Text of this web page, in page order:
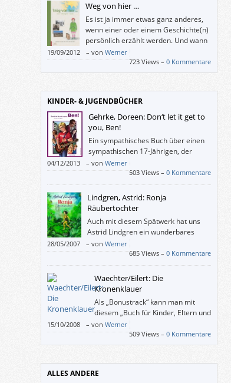
Weg von hier …
Es ist ja immer etwas ganz anderes,
wenn einer oder einem Geschichte(n)
persönlich erzählt werden. Und wann
können Kinder von heute schon mit
einer Überlebenden des Holocaust sprechen?
„Weg von hier …“ bietet dazu die Gelegenheit:
Flucht vor den Nazis aus Österreich über
Shanghai nach Israel.
Ein Buch, das sich sowohl für den Volksschul-
Unterricht als auch für eine Auseinandersetzung
mit dem Nationalsozialismus zu Hause empfiehlt.
19/09/2012 – von Werner
723 Views – 0 Kommentare
KINDER- & JUGENDBÜCHER
Gehrke, Doreen: Don‘t let it get to
you, Ben!
Ein sympathisches Buch über einen
sympathischen 17-Jährigen, der
unbedingt Musiker werden will. Es
hat ein paar Debütroman-Mängel, die aber
insgesamt nicht ins Gewicht fallen.
04/12/2013 – von Werner
503 Views – 0 Kommentare
Lindgren, Astrid: Ronja
Räubertochter
Auch mit diesem Spätwerk hat uns
Astrid Lindgren ein wunderbares
Leseabenteuer beschert, das
(Elemente von) “Romeo und Julia” in eine sich
wandelnde Räubergesellschaft stellt.
28/05/2007 – von Werner
685 Views – 0 Kommentare
Waechter/Eilert: Die
Kronenklauer
Als „Bonustrack“ kann man mit
diesem „Buch für Kinder, Eltern und
andere anspruchsvolle LeserInnen“
auch folgende Sachen treiben: falzen, raten,
reimen, puzzlen, malen, singen und schneiden.
15/10/2008 – von Werner
509 Views – 0 Kommentare
ALLES ANDERE